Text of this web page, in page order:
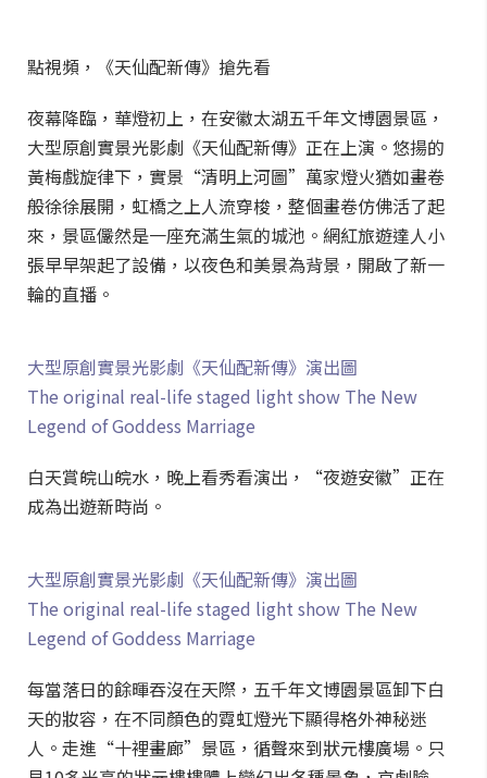
點視頻，《天仙配新傳》搶先看
夜幕降臨，華燈初上，在安徽太湖五千年文博園景區，
大型原創實景光影劇《天仙配新傳》正在上演。悠揚的
黃梅戲旋律下，實景“清明上河圖”萬家燈火猶如畫卷
般徐徐展開，虹橋之上人流穿梭，整個畫卷仿佛活了起
來，景區儼然是一座充滿生氣的城池。網紅旅遊達人小
張早早架起了設備，以夜色和美景為背景，開啟了新一
輪的直播。
大型原創實景光影劇《天仙配新傳》演出圖
The original real-life staged light show The New
Legend of Goddess Marriage
白天賞皖山皖水，晚上看秀看演出，“夜遊安徽”正在
成為出遊新時尚。
大型原創實景光影劇《天仙配新傳》演出圖
The original real-life staged light show The New
Legend of Goddess Marriage
每當落日的餘暉吞沒在天際，五千年文博園景區卸下白
天的妝容，在不同顏色的霓虹燈光下顯得格外神秘迷
人。走進“十裡畫廊”景區，循聲來到狀元樓廣場。只